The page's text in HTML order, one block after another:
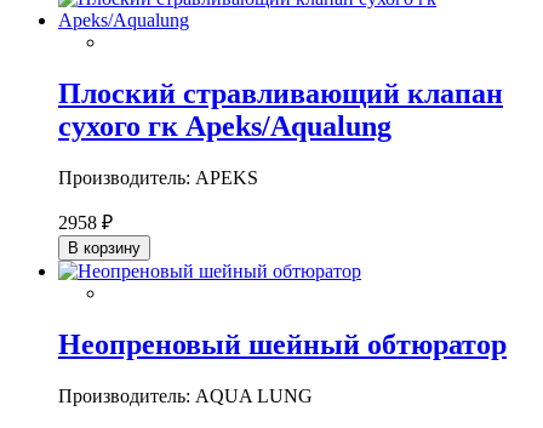
Плоский стравливающий клапан
сухого гк Apeks/Aqualung
Производитель: APEKS
2958 ₽
В корзину
Неопреновый шейный обтюратор
Производитель: AQUA LUNG